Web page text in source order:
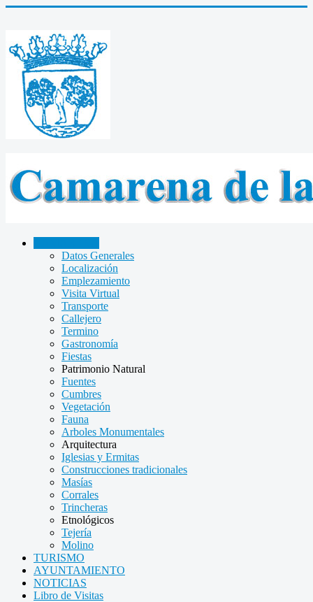
Datos Generales
Localización
Emplezamiento
Visita Virtual
Transporte
Callejero
Termino
Gastronomía
Fiestas
Patrimonio Natural
Fuentes
Cumbres
Vegetación
Fauna
Arboles Monumentales
Arquitectura
Iglesias y Ermitas
Construcciones tradicionales
Masías
Corrales
Trincheras
Etnológicos
Tejería
Molino
TURISMO
AYUNTAMIENTO
NOTICIAS
Libro de Visitas